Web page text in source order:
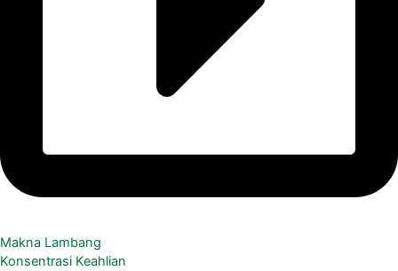
Makna Lambang
Konsentrasi Keahlian